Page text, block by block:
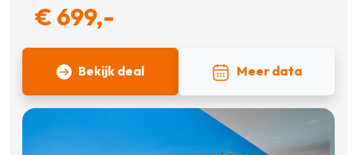
€ 699,-
Bekijk deal Meer data